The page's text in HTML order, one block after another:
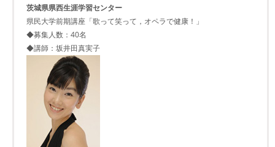
茨城県県西生涯学習センター
県民大学前期講座「歌って笑って，オペラで健康！」
◆募集人数：40名
◆講師：坂井田真実子